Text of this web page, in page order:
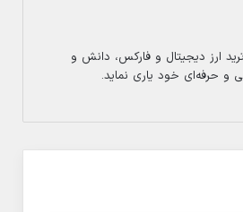
ارز دیجیتال و فارکس، دانش و
و حرفه‌ای خود یاری نماید.